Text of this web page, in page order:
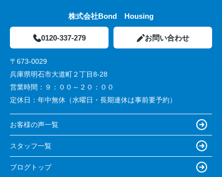
株式会社Bond Housing
0120-337-279 お問い合わせ
〒673-0029
兵庫県明石市大道町２丁目8-28
営業時間： ９：００～２０：００
定休日： 年中無休（水曜日・長期連休は事前要予約）
お客様の声一覧
スタッフ一覧
ブログトップ